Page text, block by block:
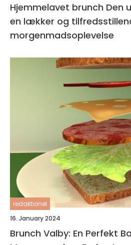
Hjemmelavet brunch Den ultimative guide til
en lækker og
morgenmadsoplevelse
redaktionel
16. January 2024
Brunch Valby: En Perfekt